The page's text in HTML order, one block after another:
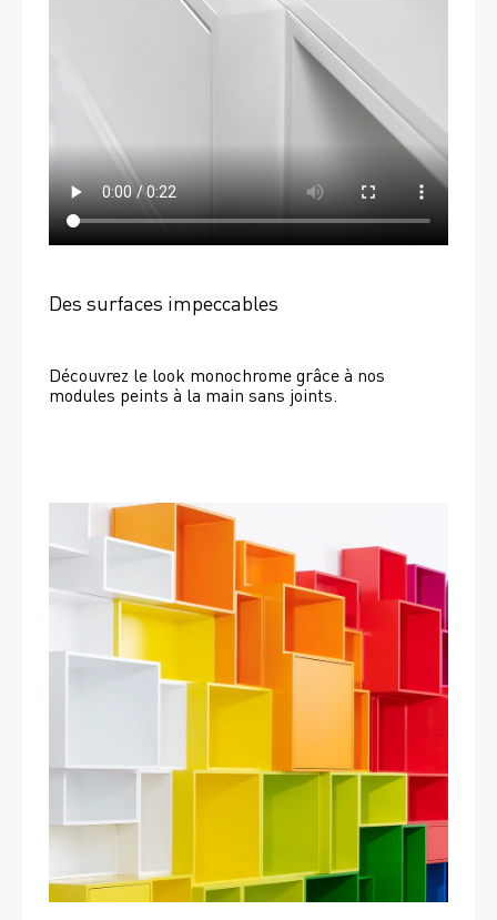
Des surfaces impeccables
Découvrez le look monochrome grâce à nos
modules peints à la main sans joints.